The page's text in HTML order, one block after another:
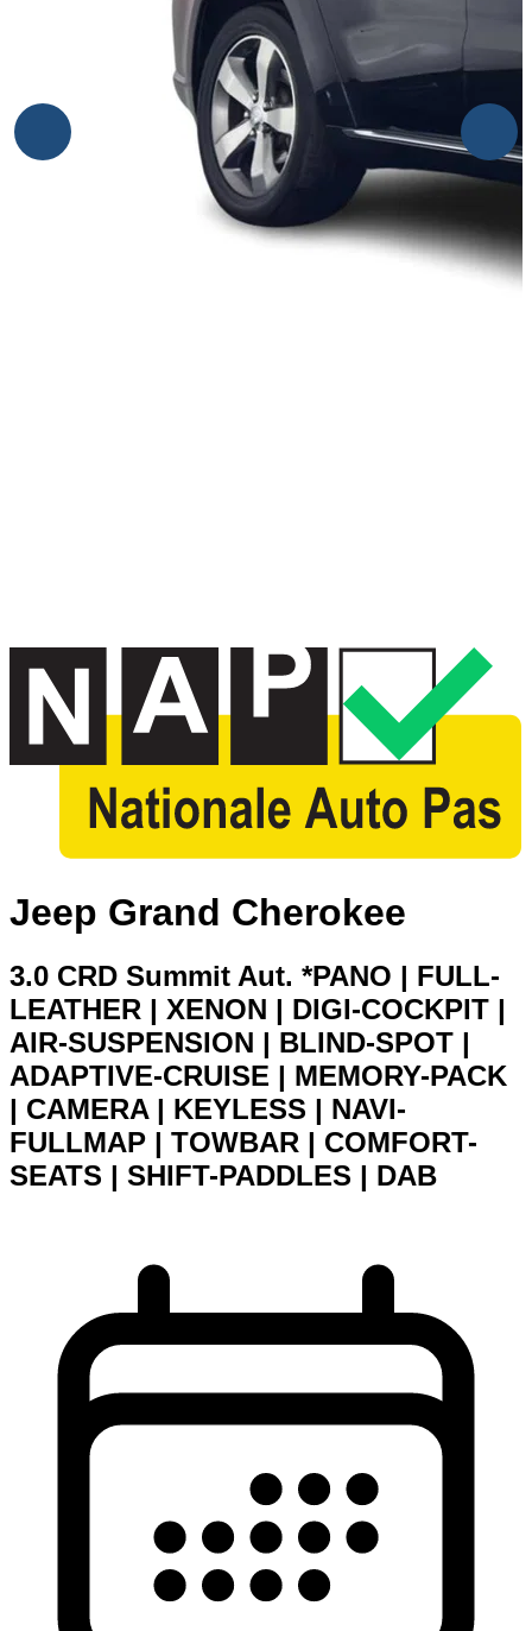
Jeep Grand Cherokee
3.0 CRD Summit Aut. *PANO | FULL-
LEATHER | XENON | DIGI-COCKPIT |
AIR-SUSPENSION | BLIND-SPOT |
ADAPTIVE-CRUISE | MEMORY-PACK
| CAMERA | KEYLESS | NAVI-
FULLMAP | TOWBAR | COMFORT-
SEATS | SHIFT-PADDLES | DAB